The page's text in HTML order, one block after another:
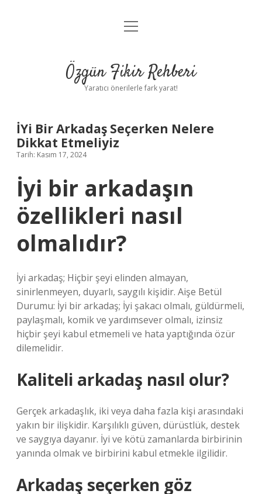
Gizlilik Politikası
Yasal Uyarı
menüyü
Özgün Fikir Rehberi
Yaratıcı önerilerle fark yarat!
İYi Bir Arkadaş Seçerken Nelere
Dikkat Etmeliyiz
Tarih: Kasım 17, 2024
İyi bir arkadaşın
özellikleri nasıl
olmalıdır?
İyi arkadaş; Hiçbir şeyi elinden almayan,
sinirlenmeyen, duyarlı, saygılı kişidir. Aişe Betül
Durumu: İyi bir arkadaş; İyi şakacı olmalı, güldürmeli,
paylaşmalı, komik ve yardımsever olmalı, izinsiz
hiçbir şeyi kabul etmemeli ve hata yaptığında özür
dilemelidir.
Kaliteli arkadaş nasıl olur?
Gerçek arkadaşlık, iki veya daha fazla kişi arasındaki
yakın bir ilişkidir. Karşılıklı güven, dürüstlük, destek
ve saygıya dayanır. İyi ve kötü zamanlarda birbirinin
yanında olmak ve birbirini kabul etmekle ilgilidir.
Arkadaş seçerken göz